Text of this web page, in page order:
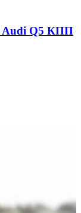
Audi Q5 КПП